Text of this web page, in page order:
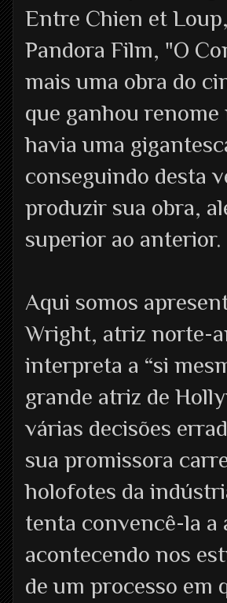
Entre Chien et
Pandora Film, "O
mais uma obra do
que ganhou
havia uma
conseguindo desta
produzir sua obra,
superior ao anterior.
Aqui somos
Wright, atriz norte-
interpreta a “si
grande atriz de
várias decisões
sua promissora
holofotes da
tenta convencê-la a
acontecendo nos
de um processo em